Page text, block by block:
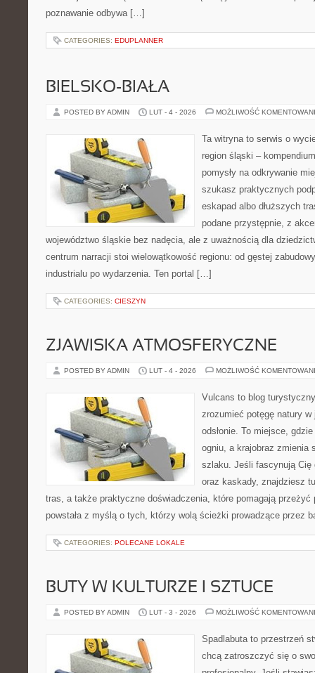
poznawanie odbywa […]
CATEGORIES: EDUPLANNER
BIELSKO-BIAŁA
POSTED BY ADMIN LUT - 4 - 2026 MOŻLIWOŚĆ
Ta witryna to serwis o
region śląski –
pomysły na odkrywanie
szukasz praktycznych
eskapad albo dłuższych
podane przystępnie, z
województwo śląskie bez nadęcia, ale z uważnością dla
centrum narracji stoi wielowątkowość regionu: od gęstej
industrialu po wydarzenia. Ten portal […]
CATEGORIES: CIESZYN
ZJAWISKA ATMOSFERYCZNE
POSTED BY ADMIN LUT - 4 - 2026 MOŻLIWOŚĆ
Vulcans to blog
zrozumieć potęgę natury w
odsłonie. To miejsce,
ogniu, a krajobraz zmienia
szlaku. Jeśli fascynują Cię
oraz kaskady, znajdziesz
tras, a także praktyczne doświadczenia, które pomagają przeżyć
powstała z myślą o tych, którzy wolą ścieżki prowadzące przez
CATEGORIES: POLECANE LOKALE
BUTY W KULTURZE I SZTUCE
POSTED BY ADMIN LUT - 3 - 2026 MOŻLIWOŚĆ
Spadlabuta to przestrzeń
chcą zatroszczyć się o